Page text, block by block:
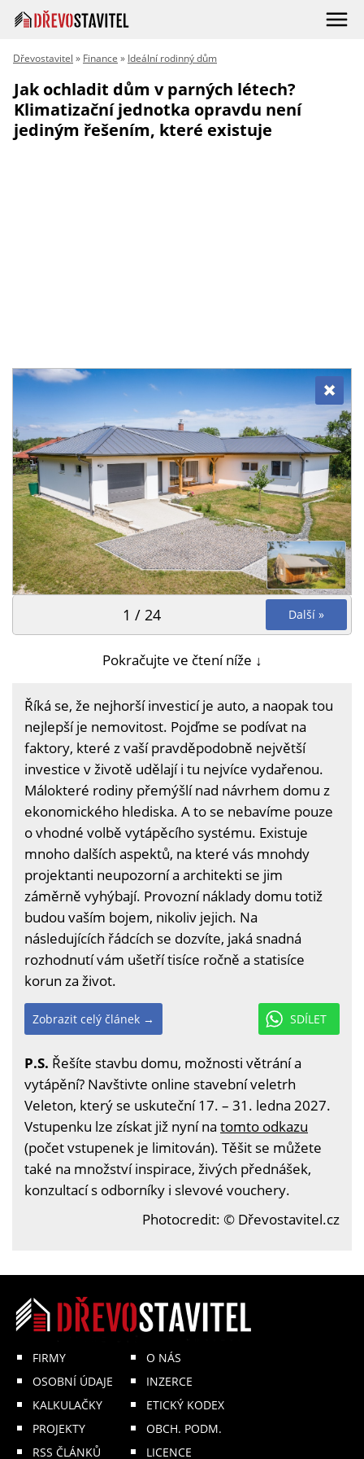
Dřevostavitel » Finance » Ideální rodinný dům
Jak ochladit dům v parných létech?
Klimatizační jednotka opravdu není
jediným řešením, které existuje
Další »
1 / 24
Pokračujte ve čtení níže ↓
Říká se, že nejhorší investicí je auto, a naopak tou
nejlepší je nemovitost. Pojďme se podívat na
faktory, které z vaší pravděpodobně největší
investice v životě udělají i tu nejvíce vydařenou.
Málokteré rodiny přemýšlí nad návrhem domu z
ekonomického hlediska. A to se nebavíme pouze
o vhodné volbě vytápěcího systému. Existuje
mnoho dalších aspektů, na které vás mnohdy
projektanti neupozorní a architekti se jim
záměrně vyhýbají. Provozní náklady domu totiž
budou vaším bojem, nikoliv jejich. Na
následujících řádcích se dozvíte, jaká snadná
rozhodnutí vám ušetří tisíce ročně a statisíce
korun za život.
SDÍLET
Zobrazit celý článek →
P.S. Řešíte stavbu domu, možnosti větrání a
vytápění? Navštivte online stavební veletrh
Veleton, který se uskuteční 17. – 31. ledna 2027.
Vstupenku lze získat již nyní na tomto odkazu
(počet vstupenek je limitován). Těšit se můžete
také na množství inspirace, živých přednášek,
konzultací s odborníky i slevové vouchery.
Photocredit: © Dřevostavitel.cz
FIRMY
OSOBNÍ ÚDAJE
KALKULAČKY
PROJEKTY
RSS ČLÁNKŮ
O NÁS
INZERCE
ETICKÝ KODEX
OBCH. PODM.
LICENCE